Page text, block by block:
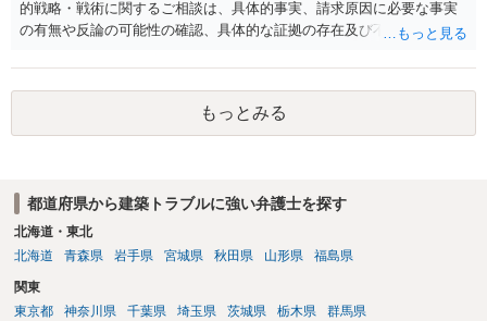
的戦略・戦術に関するご相談は、具体的事実、請求原因に必要な事実
の有無や反論の可能性の確認、具体的な証拠の存在及び不存在などな
では回答が難しい内容となっています。 事象発覚後２年、全く法律相
談をされていないとは思いませんが、法律相談したからといって必ず
しも弁護士に事件を委任しなければならない決まりはありませんし、
弁護士により回答内容が違うことも想定できます。 納得が得られるま
もっとみる
都道府県から建築トラブルに強い弁護士を探す
北海道・東北
北海道
青森県 岩手県 宮城県 秋田県 山形県 福島県
関東
東京都
神奈川県 千葉県 埼玉県 茨城県 栃木県 群馬県